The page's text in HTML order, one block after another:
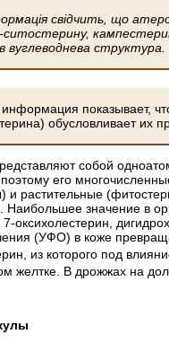
свідчить, що
ситостерину,
вуглеводнева структура.
показывает,
обусловливает их
собой
его
и растительные
Наибольшее значение в
7-оксихолестерин,
(УФО) в коже
из которого под
желтке. В дрожжах на